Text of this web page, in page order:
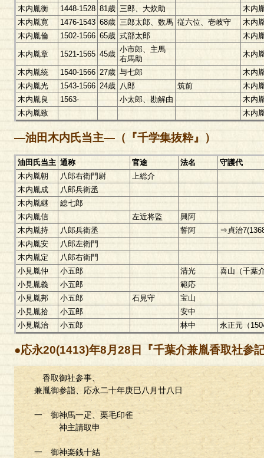
木内胤衡 1448-1528 81歳 三郎、大炊助
木内
木内胤寛
1476-1543 68歳 三郎太郎、数馬 従六位、壱岐守
木内
木内胤倫
1502-1566 65歳 式部太郎 木内
木内胤章 1521-1565 45歳
小市郎、主馬
右馬助
木内
木内胤統 1540-1566 27歳 与七郎
木内
木内胤光
1543-1566 24歳 八郎 筑前
木内
木内胤良
1563- 小太郎、勘解由
木内
木内胤致
木内
―油田木内氏当主―（『千学集抜粋』）
油田氏当主 通称 官途 法名
守護代
木内胤朝
八郎右衛門尉
上総介
木内胤成
八郎兵衛丞
木内胤継
総七郎
木内胤信
左近将監
興阿
木内胤持
八郎兵衛丞 誓阿
⇒貞治
木内胤安
八郎左衛門
木内胤定
八郎右衛門
小見胤仲
小五郎 清光
喜山（千葉
小見胤義
小五郎
範応
小見胤邦
小五郎 石見守
宝山
小見胤拾
小五郎
安中
小見胤治
小五郎 林中 永正元（
●応永20(1413)年8月28日『千葉介兼胤香取社参
香取御社参事、
兼胤御参詣、応永二十年庚巳八月廿八日
一 御神馬一疋、栗毛印雀
神主請取申
一 御神楽銭十結